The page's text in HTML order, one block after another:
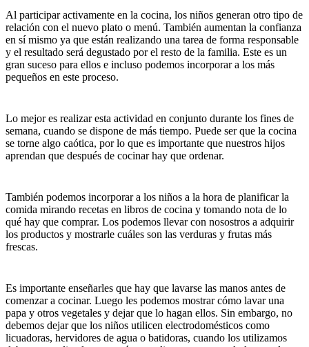
Al participar activamente en la cocina, los niños generan otro tipo de
relación con el nuevo plato o menú. También aumentan la confianza
en sí mismo ya que están realizando una tarea de forma responsable
y el resultado será degustado por el resto de la familia. Este es un
gran suceso para ellos e incluso podemos incorporar a los más
pequeños en este proceso.
Lo mejor es realizar esta actividad en conjunto durante los fines de
semana, cuando se dispone de más tiempo. Puede ser que la cocina
se torne algo caótica, por lo que es importante que nuestros hijos
aprendan que después de cocinar hay que ordenar.
También podemos incorporar a los niños a la hora de planificar la
comida mirando recetas en libros de cocina y tomando nota de lo
qué hay que comprar. Los podemos llevar con nosostros a adquirir
los productos y mostrarle cuáles son las verduras y frutas más
frescas.
Es importante enseñarles que hay que lavarse las manos antes de
comenzar a cocinar. Luego les podemos mostrar cómo lavar una
papa y otros vegetales y dejar que lo hagan ellos. Sin embargo, no
debemos dejar que los niños utilicen electrodomésticos como
licuadoras, hervidores de agua o batidoras, cuando los utilizamos